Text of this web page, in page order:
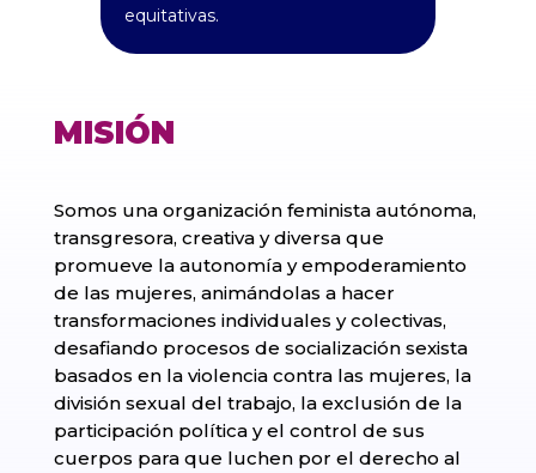
equitativas.
MISIÓN
Somos una organización feminista autónoma,
transgresora, creativa y diversa que
promueve la autonomía y empoderamiento
de las mujeres, animándolas a hacer
transformaciones individuales y colectivas,
desafiando procesos de socialización sexista
basados en la violencia contra las mujeres, la
división sexual del trabajo, la exclusión de la
participación política y el control de sus
cuerpos para que luchen por el derecho al